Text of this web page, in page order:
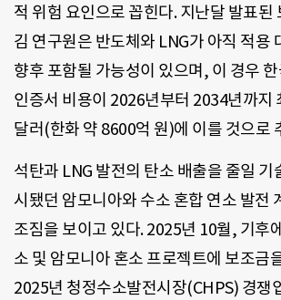
적 위험 요인으로 꼽힌다. 지난달 발표된
김 연구원은 반도체와 LNG가 아직 적용
향후 포함될 가능성이 있으며, 이 경우
인증서 비용이 2026년부터 2034년까지
달러(한화 약 8600억 원)에 이를 것으로
석탄과 LNG 발전의 탄소 배출을 줄일 기
시됐던 암모니아와 수소 혼합 연소 발전
조짐을 보이고 있다. 2025년 10월, 기후
소 및 암모니아 혼소 프로젝트에 보조금
2025년 청정수소발전시장(CHPS) 경쟁